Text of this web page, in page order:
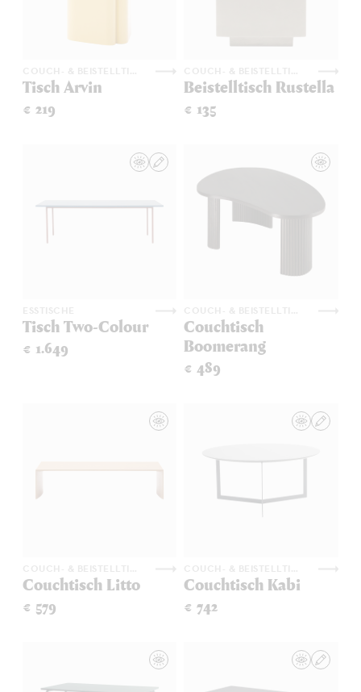
Tisch Arvin
€ 219
Beistelltisch Rustella
€ 135
Tisch Two-Colour
€ 1.649
Couchtisch
Boomerang
€ 489
Couchtisch Litto
€ 579
Couchtisch Kabi
€ 742